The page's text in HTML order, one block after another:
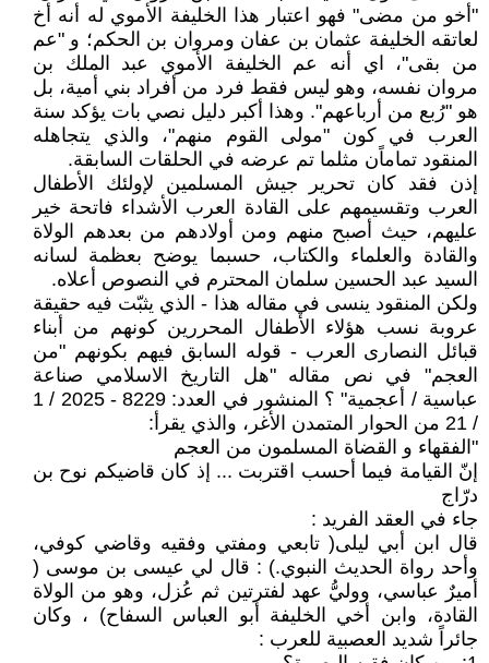
"أخو من مضى" فهو اعتبار هذا الخليفة الأموي له أنه أخ
لعاتقه الخليفة عثمان بن عفان ومروان بن الحكم؛ و "عم
من بقى"، اي أنه عم الخليفة الأموي عبد الملك بن
مروان نفسه، وهو ليس فقط فرد من أفراد بني أمية، بل
هو "رُبع من أرباعهم". وهذا أكبر دليل نصي بات يؤكد سنة
العرب في كون "مولى القوم منهم"، والذي يتجاهله
المنقود تماماًن مثلما تم عرضه في الحلقات السابقة.
إذن فقد كان تحرير جيش المسلمين لإولئك الأطفال
العرب وتقسيمهم على القادة العرب الأشداء فاتحة خير
عليهم، حيث أصبح منهم ومن أولادهم من بعدهم الولاة
والقادة والعلماء والكتاب، حسبما يوضح بعظمة لسانه
السيد عبد الحسين سلمان المحترم في النصوص أعلاه.
ولكن المنقود ينسى في مقاله هذا - الذي يثبّت فيه حقيقة
عروبة نسب هؤلاء الأطفال المحررين كونهم من أبناء
قبائل النصارى العرب - قوله السابق فيهم بكونهم "من
العجم" في نص مقاله "هل التاريخ الاسلامي صناعة
عباسية / أعجمية" ؟ المنشور في العدد: 8229 - 2025 / 1
/ 21 من الحوار المتمدن الأغر، والذي يقرأ:
"الفقهاء و القضاة المسلمون من العجم
إنّ القيامة فيما أحسب اقتربت ... إذ كان قاضيكم نوح بن
درّاج
جاء في العقد الفريد :
قال ابن أبي ليلى( تابعي ومفتي وفقيه وقاضي كوفي،
وأحد رواة الحديث النبوي.) : قال لي عيسى بن موسى (
أميرٌ عباسي، ووليُّ عهد لفترتين ثم عُزل، وهو من الولاة
القادة، وابن أخي الخليفة أبو العباس السفاح) ، وكان
جائراً شديد العصبية للعرب :